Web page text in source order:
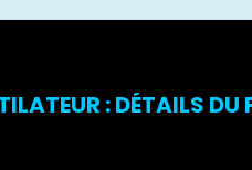
: DÉTAILS DU